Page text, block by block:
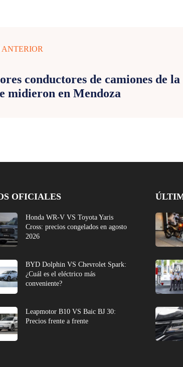
conductores de camiones de la
midieron en Mendoza
OFICIALES
Honda WR-V VS Toyota Yaris
Cross: precios congelados en agosto
2026
BYD Dolphin VS Chevrolet Spark:
¿Cuál es el eléctrico más
conveniente?
Leapmotor B10 VS Baic BJ 30:
Precios frente a frente